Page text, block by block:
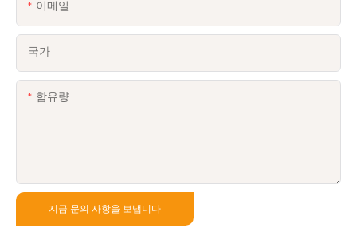
이메일
국가
함유량
지금 문의 사항을 보냅니다